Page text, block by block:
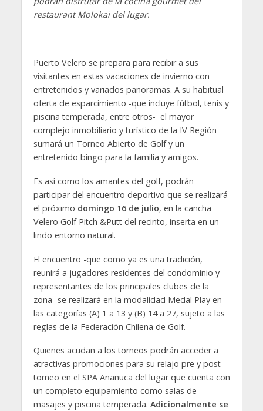
restaurant Molokai del lugar.
Puerto Velero se prepara para recibir a sus
visitantes en estas vacaciones de invierno con
entretenidos y variados panoramas. A su habitual
oferta de esparcimiento -que incluye fútbol, tenis y
piscina temperada, entre otros- el mayor
complejo inmobiliario y turístico de la IV Región
sumará un Torneo Abierto de Golf y un
entretenido bingo para la familia y amigos.
Es así como los amantes del golf, podrán
participar del encuentro deportivo que se realizará
el próximo domingo 16 de julio, en la cancha
Velero Golf Pitch &Putt del recinto, inserta en un
lindo entorno natural.
El encuentro -que como ya es una tradición,
reunirá a jugadores residentes del condominio y
representantes de los principales clubes de la
zona- se realizará en la modalidad Medal Play en
las categorías (A) 1 a 13 y (B) 14 a 27, sujeto a las
reglas de la Federación Chilena de Golf.
Quienes acudan a los torneos podrán acceder a
atractivas promociones para su relajo pre y post
torneo en el SPA Añañuca del lugar que cuenta con
un completo equipamiento como salas de
masajes y piscina temperada. Adicionalmente se